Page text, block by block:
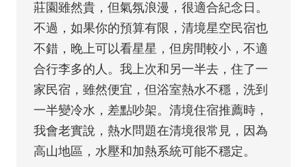
莊園雖然貴，但氣氛浪漫，很適合紀念日。
不過，如果你的預算有限，清境星空民宿也
不錯，晚上可以看星星，但房間較小，不適
合行李多的人。我上次和另一半去，住了一
家民宿，雖然便宜，但浴室熱水不穩，洗到
一半變冷水，差點吵架。清境住宿推薦時，
我會老實說，熱水問題在清境很常見，因為
高山地區，水壓和加熱系統可能不穩定。